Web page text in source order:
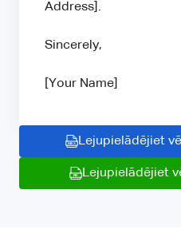
Address].
Sincerely,
[Your Name]
Lejupielādējiet
Lejupielādējiet